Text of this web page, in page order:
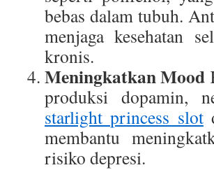
bebas dalam tubuh.
menjaga kesehatan
kronis.
Meningkatkan Mood
produksi dopamin,
starlight princess slot
membantu
risiko depresi.